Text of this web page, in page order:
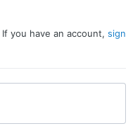
you have an account, sign